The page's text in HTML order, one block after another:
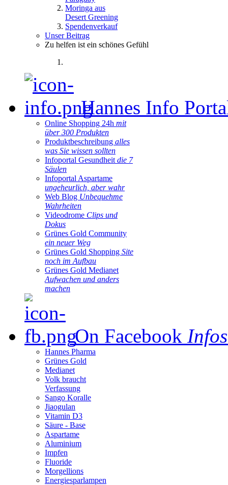
Moringa aus
Desert Greening
Spendenverkauf
Unser Beitrag
Zu helfen ist ein schönes Gefühl
Hannes Info
Online Shopping 24h mit
über 300 Produkten
Produktbeschreibung alles
was Sie wissen sollten
Infoportal Gesundheit die 7
Säulen
Infoportal Aspartame
ungeheurlich, aber wahr
Web Blog Unbequehme
Wahrheiten
Videodrome Clips und
Dokus
Grünes Gold Community
ein neuer Weg
Grünes Gold Shopping Site
noch im Aufbau
Grünes Gold Medianet
Aufwachen und anders
machen
On Facebook
Hannes Pharma
Grünes Gold
Medianet
Volk braucht
Verfassung
Sango Koralle
Jiaogulan
Vitamin D3
Säure - Base
Aspartame
Aluminium
Impfen
Fluoride
Morgellions
Energiesparlampen